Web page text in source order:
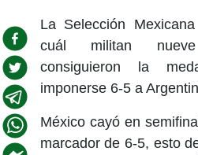
La Selección
cuál militan nueve
consiguieron la
imponerse 6-5 a
México cayó en
marcador de 6-5, esto